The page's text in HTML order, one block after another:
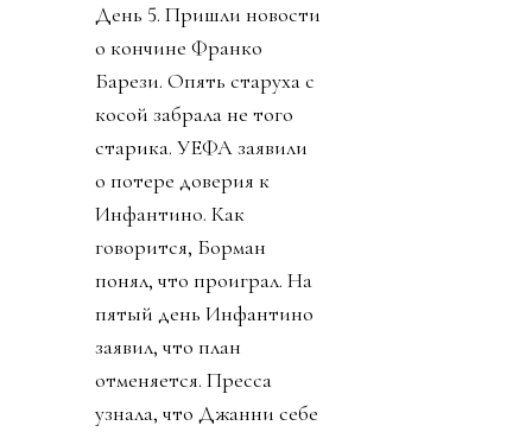
День 5. Пришли новости
о кончине Франко
Барези. Опять старуха с
косой забрала не того
старика. УЕФА заявили
о потере доверия к
Инфантино. Как
говорится, Борман
понял, что проиграл. На
пятый день Инфантино
заявил, что план
отменяется. Пресса
узнала, что Джанни себе